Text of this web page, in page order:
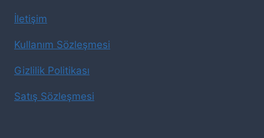
İletişim
Kullanım Sözleşmesi
Gizlilik Politikası
Satış Sözleşmesi